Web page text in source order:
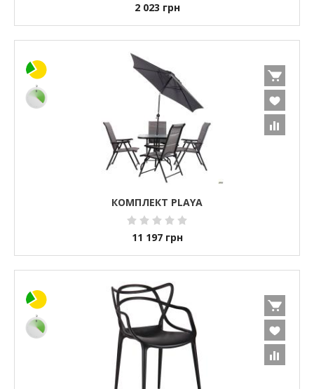
2 023 грн
КОМПЛЕКТ PLAYA
11 197 грн